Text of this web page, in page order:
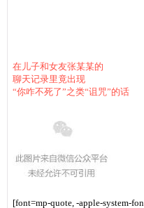
在儿子和女友张某某的
聊天记录里竟出现
“你咋不死了”之类“诅咒”的话
[font=mp-quote, -apple-system-